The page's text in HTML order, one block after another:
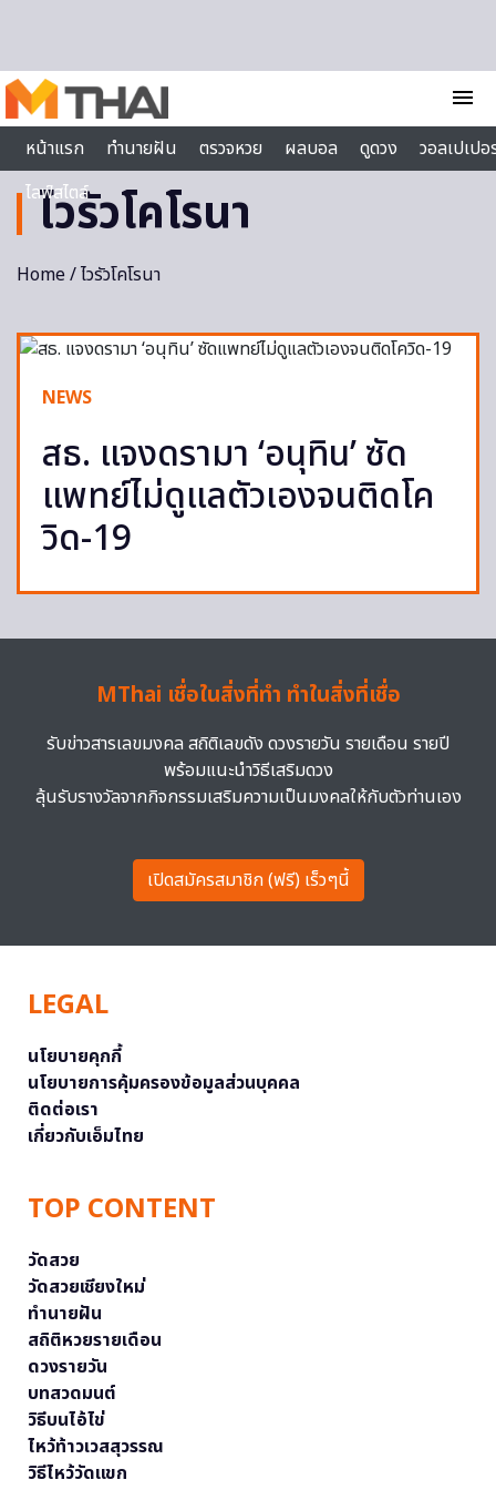
menu
หน้าแรก
ทำนายฝัน ตรวจหวย ผลบอล ดูดวง
วอลเปเป
ไลฟ์สไตล์
ไวรัวโคโรนา
Home/ ไวรัวโคโรนา
NEWS
สธ. แจงดรามา ‘อนุทิน’ ซัด
แพทย์ไม่ดูแลตัวเองจนติดโค
วิด-19
MThai เชื่อในสิ่งที่ทำ ทำในสิ่งที่เชื่อ
รับข่าวสารเลขมงคล สถิติเลขดัง ดวงรายวัน รายเดือน รายปี
พร้อมแนะนำวิธีเสริมดวง
ลุ้นรับรางวัลจากกิจกรรมเสริมความเป็นมงคลให้กับตัวท่านเอง
เปิดสมัครสมาชิก (ฟรี) เร็วๆนี้
LEGAL
นโยบายคุกกี้
นโยบายการคุ้มครองข้อมูลส่วนบุคคล
ติดต่อเรา
เกี่ยวกับเอ็มไทย
TOP CONTENT
วัดสวย
วัดสวยเชียงใหม่
ทำนายฝัน
สถิติหวยรายเดือน
ดวงรายวัน
บทสวดมนต์
วิธีบนไอ้ไข่
ไหว้ท้าวเวสสุวรรณ
วิธีไหว้วัดแขก